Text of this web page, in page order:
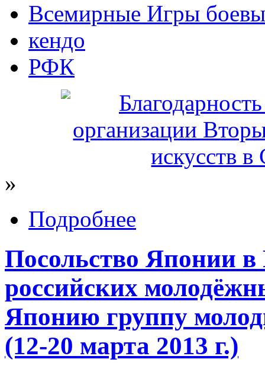
Всемирные Игры
кендо
РФК
»
Подробнее
Посольство Японии
российских
Японию группу
(12-20 марта 2013 г.)